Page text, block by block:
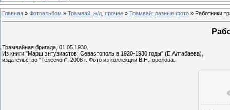
Главная » Фотоальбом » Трамвай, ж/д, прочее » Трамвай: разные фото » Работники
Трамвайная бригада, 01.05.1930.
Из книги "Марш энтузиастов: Севастополь в 1920-1930 годы" (Е.Алтабаева),
издательство "Телескоп", 2008 г. Фото из коллекции В.Н.Горелова.